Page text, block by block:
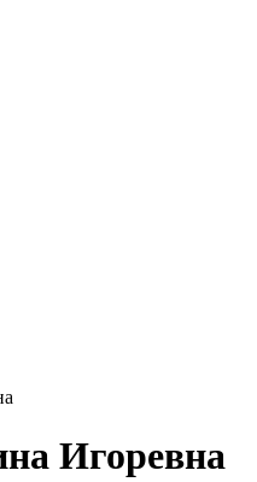
Игоревна